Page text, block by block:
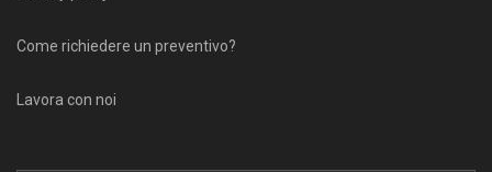
Come richiedere un preventivo?
Lavora con noi